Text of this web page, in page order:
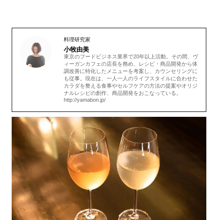
料理研究家
小牧由美
東京のフードビジネス業界で20年以上活動。その間、ヴ
ィーガンカフェの店長を務め、レシピ・商品開発から体
調改善に特化したメニューを考案し、カウンセリングに
も従事。現在は、一人一人のライフスタイルに合わせた
カラダを整える食事やセルフケアの方法の提案やオリジ
ナルレシピの創作、商品開発をおこなっている。
http://yamabon.jp/